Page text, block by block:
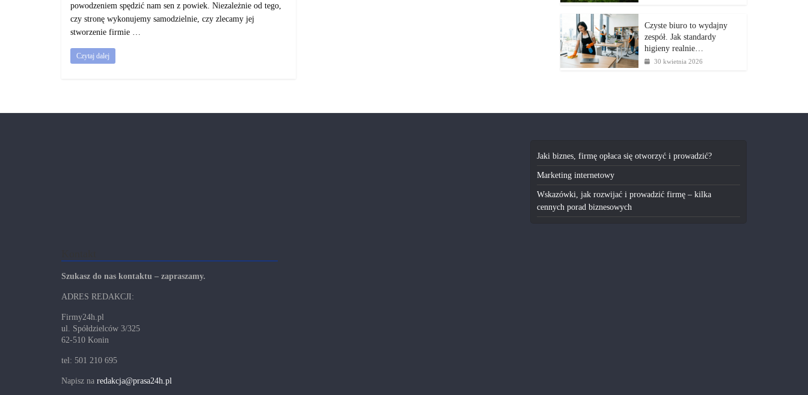
powodzeniem spędzić nam sen z powiek. Niezależnie od tego,
czy stronę wykonujemy samodzielnie, czy zlecamy jej
stworzenie firmie …
Czytaj dalej
Czyste biuro to wydajny
zespół. Jak standardy
higieny realnie…
30 kwietnia 2026
Jaki biznes, firmę opłaca się otworzyć i prowadzić?
Marketing internetowy
Wskazówki, jak rozwijać i prowadzić firmę – kilka
cennych porad biznesowych
Szukasz do nas kontaktu – zapraszamy.
ADRES REDAKCJI:
Firmy24h.pl
ul. Spółdzielców 3/325
62-510 Konin
tel: 501 210 695
Napisz na redakcja@prasa24h.pl